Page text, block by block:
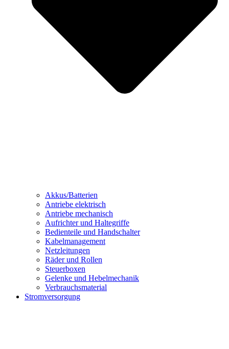
Akkus/Batterien
Antriebe elektrisch
Antriebe mechanisch
Aufrichter und Haltegriffe
Bedienteile und Handschalter
Kabelmanagement
Netzleitungen
Räder und Rollen
Steuerboxen
Gelenke und Hebelmechanik
Verbrauchsmaterial
Stromversorgung